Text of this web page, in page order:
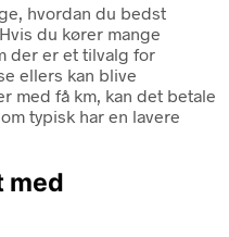
hvordan du bedst
du kører mange
der er et tilvalg for
ellers kan blive
med få km, kan det betale
typisk har en lavere
med